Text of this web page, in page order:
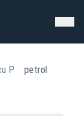
P petrol